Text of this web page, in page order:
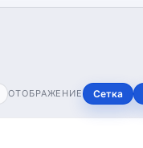
ОТОБРАЖЕНИЕ Сетка